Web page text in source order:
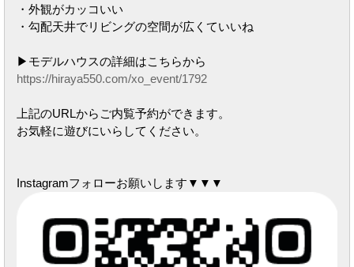
・外観がカッコいい
・勾配天井でリビングの空間が広くていいね
▶モデルハウスの詳細はこちらから
https://hiraya550.com/xo_event/1792
上記のURLからご内覧予約ができます。
お気軽に遊びにいらしてください。
Instagramフォローお願いします▼▼▼